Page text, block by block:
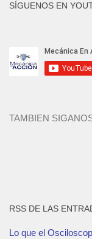
SÍGUENOS EN
TAMBIEN
RSS DE LAS
Lo que el